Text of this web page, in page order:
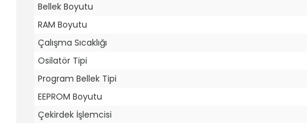
Bellek Boyutu
RAM Boyutu
Çalışma Sıcaklığı
Osilatör Tipi
Program Bellek Tipi
EEPROM Boyutu
Çekirdek İşlemcisi